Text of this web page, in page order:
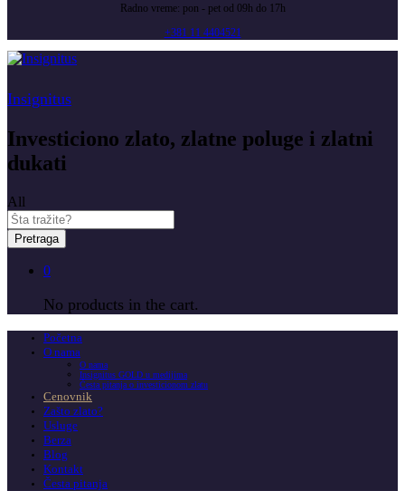
Radno vreme: pon - pet od 09h do 17h
+381 11 4404521
Insignitus
Investiciono zlato, zlatne poluge i zlatni
dukati
All
Pretraga
0
No products in the cart.
Početna
O nama
O nama
Insignitus GOLD u medijima
Česta pitanja o investicionom zlatu
Cenovnik
Zašto zlato?
Usluge
Berza
Blog
Kontakt
Česta pitanja